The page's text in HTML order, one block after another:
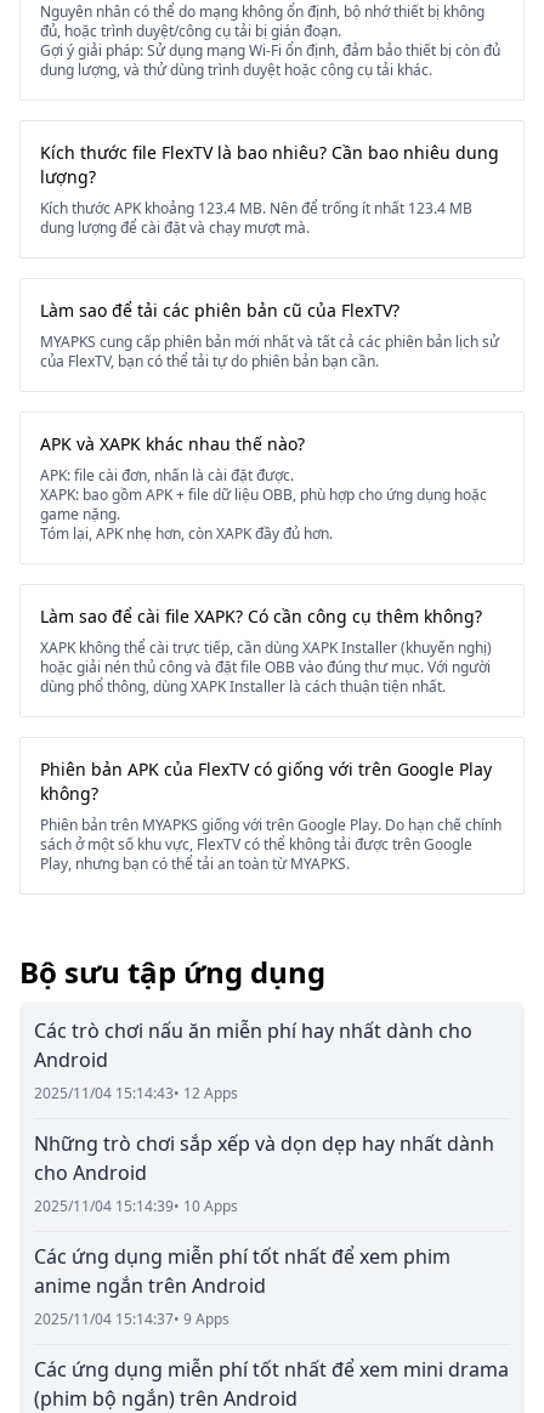
Nguyên nhân có thể do mạng không ổn định, bộ nhớ thiết bị không
đủ, hoặc trình duyệt/công cụ tải bị gián đoạn.
Gợi ý giải pháp: Sử dụng mạng Wi-Fi ổn định, đảm bảo thiết bị còn đủ
dung lượng, và thử dùng trình duyệt hoặc công cụ tải khác.
Kích thước file FlexTV là bao nhiêu? Cần bao nhiêu dung
lượng?
Kích thước APK khoảng 123.4 MB. Nên để trống ít nhất 123.4 MB
dung lượng để cài đặt và chạy mượt mà.
Làm sao để tải các phiên bản cũ của FlexTV?
MYAPKS cung cấp phiên bản mới nhất và tất cả các phiên bản lịch sử
của FlexTV, bạn có thể tải tự do phiên bản bạn cần.
APK và XAPK khác nhau thế nào?
APK: file cài đơn, nhấn là cài đặt được.
XAPK: bao gồm APK + file dữ liệu OBB, phù hợp cho ứng dụng hoặc
game nặng.
Tóm lại, APK nhẹ hơn, còn XAPK đầy đủ hơn.
Làm sao để cài file XAPK? Có cần công cụ thêm không?
XAPK không thể cài trực tiếp, cần dùng XAPK Installer (khuyến nghị)
hoặc giải nén thủ công và đặt file OBB vào đúng thư mục. Với người
dùng phổ thông, dùng XAPK Installer là cách thuận tiện nhất.
Phiên bản APK của FlexTV có giống với trên Google Play
không?
Phiên bản trên MYAPKS giống với trên Google Play. Do hạn chế chính
sách ở một số khu vực, FlexTV có thể không tải được trên Google
Play, nhưng bạn có thể tải an toàn từ MYAPKS.
Bộ sưu tập ứng dụng
Các trò chơi nấu ăn miễn phí hay nhất dành cho
Android
2025/11/04 15:14:43• 12 Apps
Những trò chơi sắp xếp và dọn dẹp hay nhất dành
cho Android
2025/11/04 15:14:39• 10 Apps
Các ứng dụng miễn phí tốt nhất để xem phim
anime ngắn trên Android
2025/11/04 15:14:37• 9 Apps
Các ứng dụng miễn phí tốt nhất để xem mini drama
(phim bộ ngắn) trên Android